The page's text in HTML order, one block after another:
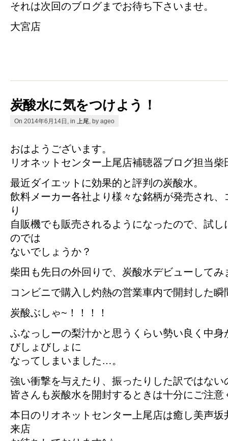
それは次回のブログまでお待ち下さいませ。
大宮店
炭酸水に気をつけよう！
On 2014年6月14日, in 上尾 , by ageo
おはようございます。
リオネットセンター上尾店補聴器ブログ担当柴
最近ダイエットに効果的と評判の炭酸水。
飲料メーカー各社より様々な銘柄が発売され
り
自販機でも販売されるようになったので、試
のでは
ないでしょうか？
柴田も先日の外回りで、炭酸水デビューしてみ
コンビニで購入し灼熱の営業車内で開封した瞬
炭酸ぶしゃ~！！！！
ふなっしーの梨汁かと思うくらい勢い良く中
びしょびしょに
なってしまいました…。
強い衝撃を与えたり、振ったりした訳ではない
皆さんも炭酸水を開封するときは十分にご注
本日のリオネットセンター上尾店は癒し美声
来店